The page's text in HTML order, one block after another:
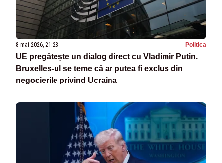
8 mai 2026, 21:28 Politica
UE pregătește un dialog direct cu Vladimir Putin.
Bruxelles-ul se teme că ar putea fi exclus din
negocierile privind Ucraina